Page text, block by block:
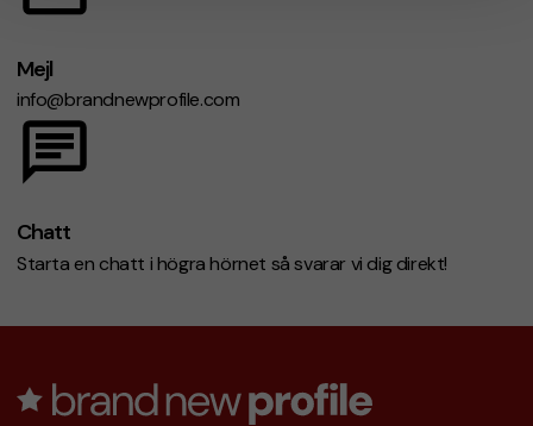
Mejl
info@brandnewprofile.com
Chatt
Starta en chatt i högra hörnet så svarar vi dig direkt!